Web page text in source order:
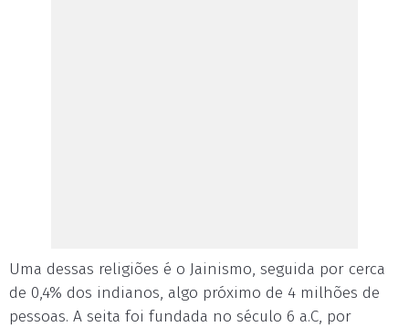
Uma dessas religiões é o Jainismo, seguida por cerca
de 0,4% dos indianos, algo próximo de 4 milhões de
pessoas. A seita foi fundada no século 6 a.C, por